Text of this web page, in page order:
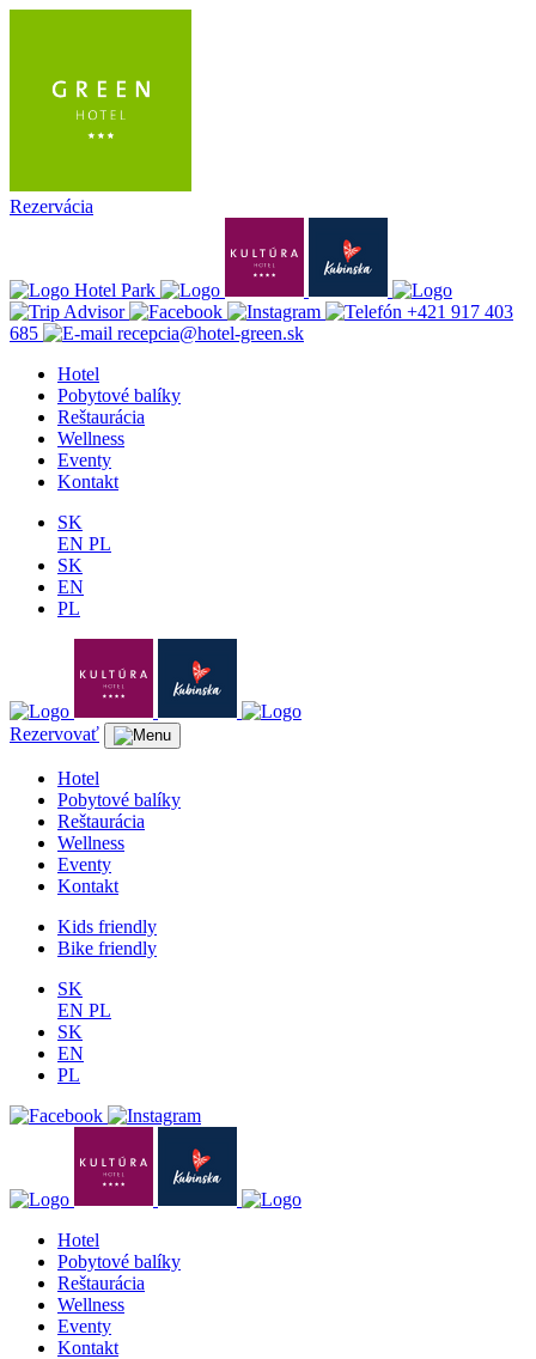
Rezervácia
+421 917 403
685
recepcia@hotel-green.sk
Hotel
Pobytové balíky
Reštaurácia
Wellness
Eventy
Kontakt
SK
EN PL
SK
EN
PL
Rezervovať
Hotel
Pobytové balíky
Reštaurácia
Wellness
Eventy
Kontakt
Kids friendly
Bike friendly
SK
EN PL
SK
EN
PL
Hotel
Pobytové balíky
Reštaurácia
Wellness
Eventy
Kontakt